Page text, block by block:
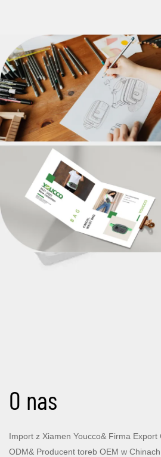
O nas
Import z Xiamen Youcco& Firma Export
ODM& Producent toreb OEM w